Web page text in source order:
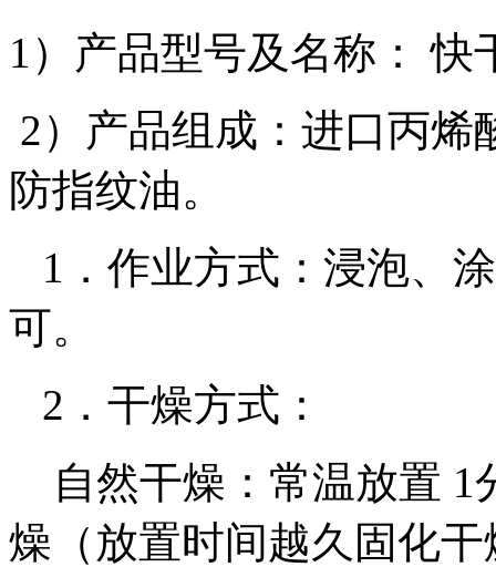
1）产品型号及名称：
2）产品组成：进口丙烯
防指纹油。
1．作业方式：浸泡、
可。
2．干燥方式：
自然干燥：常温放置 1
燥（放置时间越久固化